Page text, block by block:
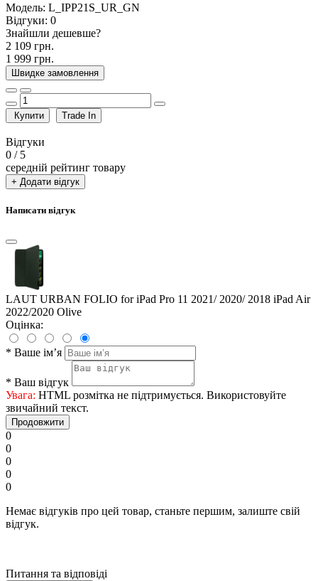
Модель: L_IPP21S_UR_GN
Відгуки: 0
Знайшли дешевше?
2 109 грн.
1 999 грн.
Швидке замовлення
Купити Trade In
Відгуки
0 / 5
середній рейтинг товару
+ Додати відгук
Написати відгук
LAUT URBAN FOLIO for iPad Pro 11 2021/ 2020/ 2018 iPad Air
2022/2020 Olive
Оцінка:
* Ваше ім’я
* Ваш відгук
Увага: HTML розмітка не підтримується. Використовуйте
звичайний текст.
Продовжити
0
0
0
0
0
Немає відгуків про цей товар, станьте першим, залиште свій
відгук.
Питання та відповіді